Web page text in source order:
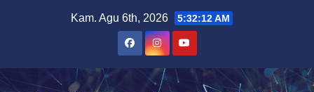
Kam. Agu 6th, 2026 5:32:13 AM